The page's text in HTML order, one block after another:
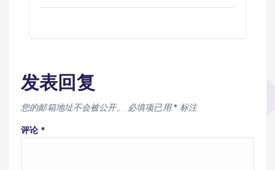
发表回复
您的邮箱地址不会被公开。 必填项已用* 标注
评论 *